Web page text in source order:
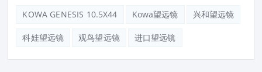
KOWA GENESIS 10.5X44 Kowa望远镜 兴和望远镜
科娃望远镜 观鸟望远镜 进口望远镜